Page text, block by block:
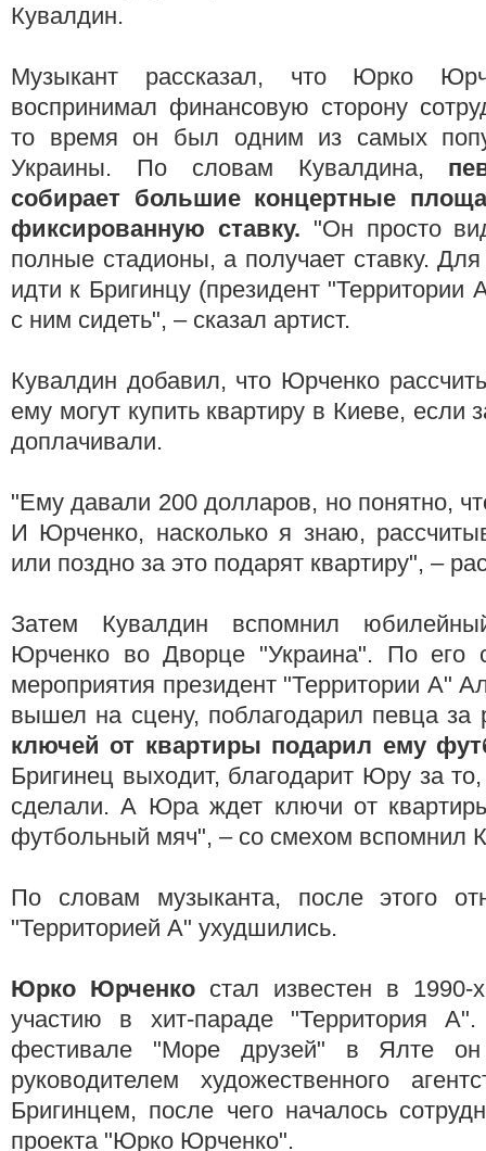
Кувалдин.
Музыкант рассказал, что Юрко
воспринимал финансовую сторону
то время он был одним из самых
Украины. По словам Кувалдина,
собирает большие концертные
фиксированную ставку. "Он просто
полные стадионы, а получает ставку.
идти к Бригинцу (президент "Территории
с ним сидеть", – сказал артист.
Кувалдин добавил, что Юрченко
ему могут купить квартиру в Киеве, если
доплачивали.
"Ему давали 200 долларов, но понятно,
И Юрченко, насколько я знаю,
или поздно за это подарят квартиру", –
Затем Кувалдин вспомнил
Юрченко во Дворце "Украина". По его
мероприятия президент "Территории А"
вышел на сцену, поблагодарил певца за
ключей от квартиры подарил ему
Бригинец выходит, благодарит Юру за
сделали. А Юра ждет ключи от
футбольный мяч", – со смехом вспомнил
По словам музыканта, после этого
"Территорией А" ухудшились.
Юрко Юрченко стал известен в 1990-
участию в хит-параде "Территория
фестивале "Море друзей" в Ялте он
руководителем художественного
Бригинцем, после чего началось
проекта "Юрко Юрченко".